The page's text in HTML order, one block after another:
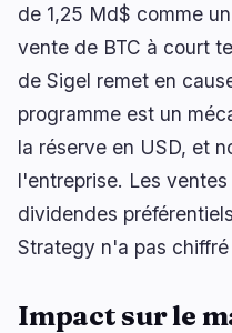
de 1,25 Md$ comme
vente de BTC à court
de Sigel remet en
programme est un
la réserve en USD, et
l'entreprise. Les
dividendes
Strategy n'a pas
Impact sur le